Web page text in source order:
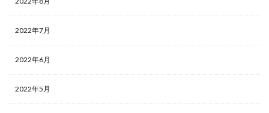
2022年7月
2022年6月
2022年5月